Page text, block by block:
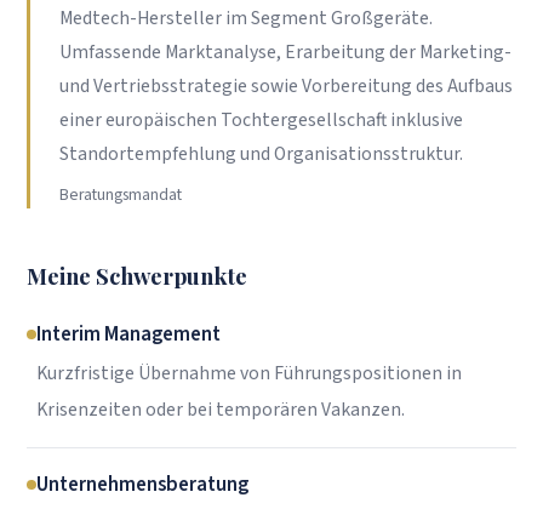
Medtech-Hersteller im Segment Großgeräte.
Umfassende Marktanalyse, Erarbeitung der Marketing-
und Vertriebsstrategie sowie Vorbereitung des Aufbaus
einer europäischen Tochtergesellschaft inklusive
Standortempfehlung und Organisationsstruktur.
Beratungsmandat
Meine Schwerpunkte
Interim Management
Kurzfristige Übernahme von Führungspositionen in
Krisenzeiten oder bei temporären Vakanzen.
Unternehmensberatung